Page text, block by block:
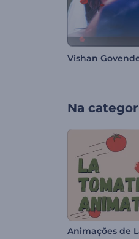
Vishan
Na
Animações de